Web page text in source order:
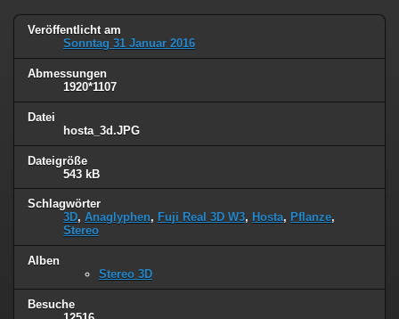
Veröffentlicht am
Sonntag 31 Januar 2016
Abmessungen
1920*1107
Datei
hosta_3d.JPG
Dateigröße
543 kB
Schlagwörter
3D, Anaglyphen, Fuji Real 3D W3, Hosta, Pflanze,
Stereo
Alben
Stereo 3D
Besuche